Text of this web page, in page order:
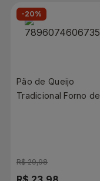
-20%
Pão de Queijo
Tradicional Forno de
R$ 29,98